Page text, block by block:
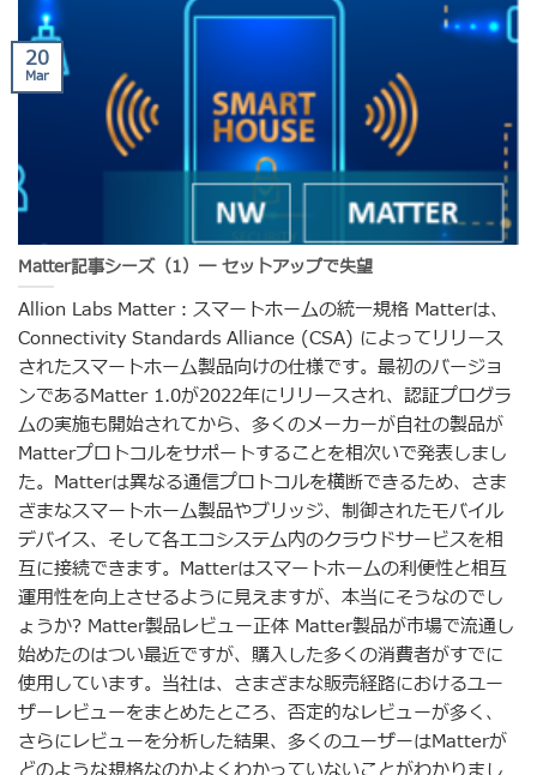
Matter記事シーズ（1）― セットアップで失望
Allion Labs Matter：スマートホームの統一規格 Matterは、
Connectivity Standards Alliance (CSA) によってリリース
されたスマートホーム製品向けの仕様です。最初のバージョ
ンであるMatter 1.0が2022年にリリースされ、認証プログラ
ムの実施も開始されてから、多くのメーカーが自社の製品が
Matterプロトコルをサポートすることを相次いで発表しまし
た。Matterは異なる通信プロトコルを横断できるため、さま
ざまなスマートホーム製品やブリッジ、制御されたモバイル
デバイス、そして各エコシステム内のクラウドサービスを相
互に接続できます。Matterはスマートホームの利便性と相互
運用性を向上させるように見えますが、本当にそうなのでし
ょうか? Matter製品レビュー正体 Matter製品が市場で流通し
始めたのはつい最近ですが、購入した多くの消費者がすでに
使用しています。当社は、さまざまな販売経路におけるユー
ザーレビューをまとめたところ、否定的なレビューが多く、
さらにレビューを分析した結果、多くのユーザーはMatterが
20
Mar